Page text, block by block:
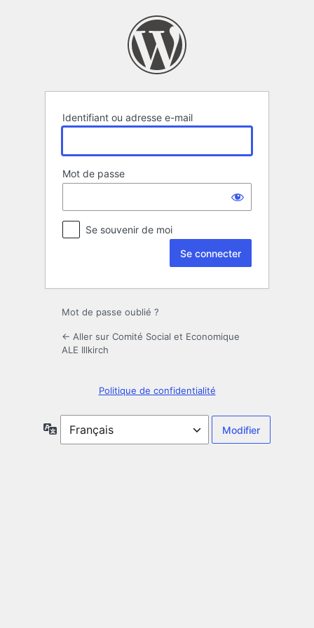
Identifiant ou adresse e-mail
Mot de passe
Se souvenir de moi
Mot de passe oublié ?
← Aller sur Comité Social et Economique
ALE Illkirch
Politique de confidentialité
Langue